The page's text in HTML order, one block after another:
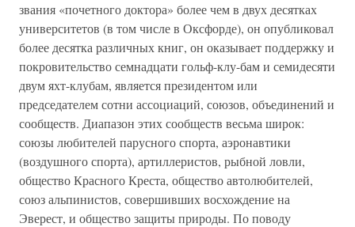
звания «почетного доктора» более чем в двух десятках
университетов (в том числе в Оксфорде), он опубликовал
более десятка различных книг, он оказывает поддержку и
покровительство семнадцати гольф-клу-бам и семидесяти
двум яхт-клубам, является президентом или
председателем сотни ассоциаций, союзов, объединений и
сообществ. Диапазон этих сообществ весьма широк:
союзы любителей парусного спорта, аэронавтики
(воздушного спорта), артиллеристов, рыбной ловли,
общество Красного Креста, общество автолюбителей,
союз альпинистов, совершивших восхождение на
Эверест, и общество защиты природы. По поводу